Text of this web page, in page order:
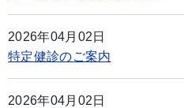
2026年04月02日
特定健診のご案内
2026年04月02日